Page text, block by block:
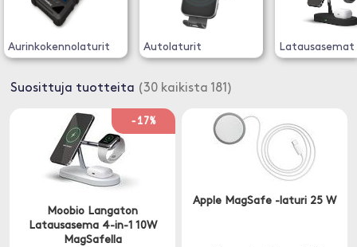
Aurinkokennolaturit Autolaturit Latausasemat
Suosittuja tuotteita (30 kaikista 181)
-17%
Moobio Langaton
Latausasema 4-in-1 10W
MagSafella
Apple MagSafe -laturi 25 W